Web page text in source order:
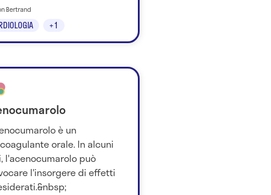
+1
Bertrand
è un
orale. In alcuni
l'acenocumarolo può
l'insorgere di effetti